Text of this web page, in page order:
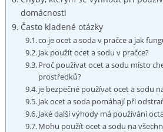
domácnosti
Často ⁣kladené‌ otázky
co‍ je⁤ ocet a soda v pračce a jak
Jak ‍použít ocet ​a sodu v pračce?
Proč používat ocet ⁢a sodu místo
prostředků? ‌
je bezpečné používat ⁢ocet a sodu
Jak ocet a soda pomáhají při
Jaké další ‍výhody ⁢má⁤ používání
Mohu použít ocet a sodu na